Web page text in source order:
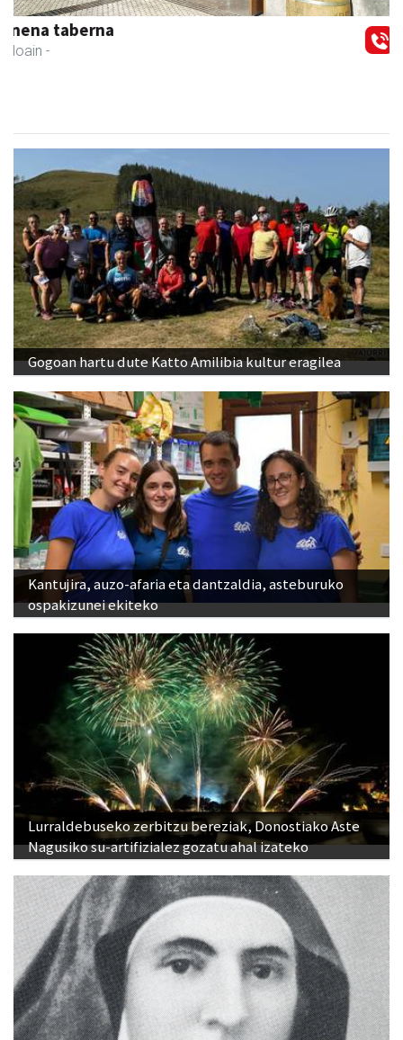
Andoaingo Udala
Andoain
Gogoan hartu dute Katto Amilibia kultur eragilea
Kantujira, auzo-afaria eta dantzaldia, asteburuko
ospakizunei ekiteko
Lurraldebuseko zerbitzu bereziak, Donostiako Aste
Nagusiko su-artifizialez gozatu ahal izateko